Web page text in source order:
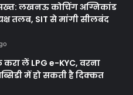
सख्त: लखनऊ कोचिंग अग्निकांड
तलब, SIT से मांगी सीलबंद
लें LPG e-KYC, वरना
में हो सकती है दिक्कत